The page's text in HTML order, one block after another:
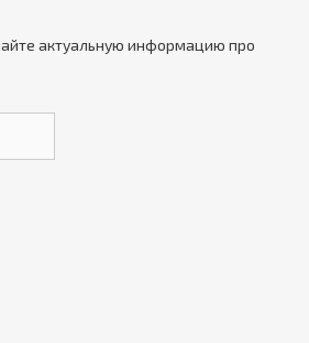
актуальную информацию про